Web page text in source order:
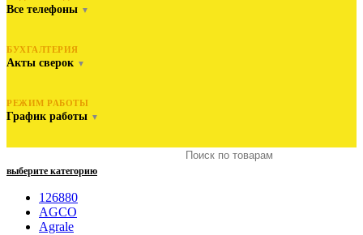
Все телефоны ▼
БУХГАЛТЕРИЯ
Акты сверок ▼
РЕЖИМ РАБОТЫ
График работы ▼
выберите категорию
126880
AGCO
Agrale